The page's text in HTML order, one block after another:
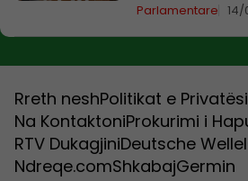
Parlamentare
Rreth neshPolitikat e
Na KontaktoniProkurimi i
RTV DukagjiniDeutsche Welle
Ndreqe.comShkabajGermin